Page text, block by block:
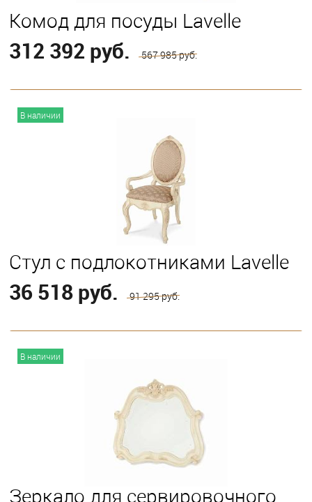
Комод для посуды Lavelle
312 392 руб. 567 985 руб.
В наличии
Стул с подлокотниками Lavelle
36 518 руб. 91 295 руб.
В наличии
Зеркало для сервировочного